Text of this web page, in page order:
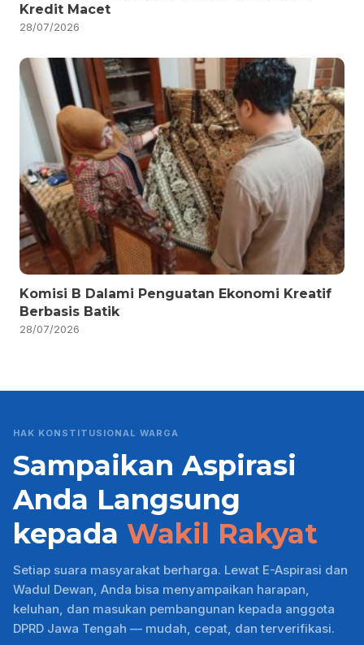
Kredit Macet
28/07/2026
Komisi B Dalami Penguatan Ekonomi Kreatif
Berbasis Batik
28/07/2026
HAK KONSTITUSIONAL WARGA
Sampaikan Aspirasi
Anda Langsung
kepada Wakil Rakyat
Setiap suara masyarakat berharga. Lewat E-Aspirasi dan
Wadul Dewan, Anda bisa menyampaikan harapan,
keluhan, dan masukan pembangunan kepada anggota
DPRD Jawa Tengah — mudah, cepat, dan terverifikasi.